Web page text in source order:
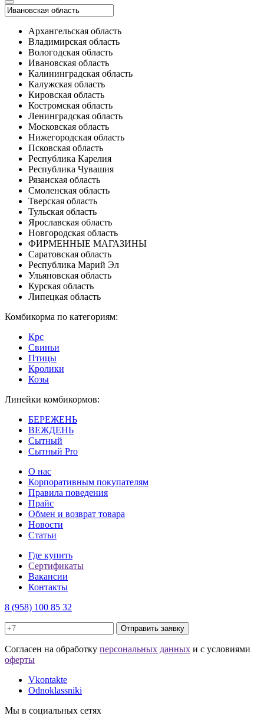
Архангельская область
Владимирская область
Вологодская область
Ивановская область
Калининградская область
Калужская область
Кировская область
Костромская область
Ленинградская область
Московская область
Нижегородская область
Псковская область
Республика Карелия
Республика Чувашия
Рязанская область
Смоленская область
Тверская область
Тульская область
Ярославская область
Новгородская область
ФИРМЕННЫЕ МАГАЗИНЫ
Саратовская область
Республика Марий Эл
Ульяновская область
Курская область
Липецкая область
Комбикорма по категориям:
Крс
Свиньи
Птицы
Кролики
Козы
Линейки комбикормов:
БЕРЕЖЕНЬ
ВЕЖДЕНЬ
Сытный
Сытный Pro
О нас
Корпоративным покупателям
Правила поведения
Прайс
Обмен и возврат товара
Новости
Статьи
Где купить
Сертификаты
Вакансии
Контакты
8 (958) 100 85 32
Отправить заявку
Cогласен на обработку персональных данных и с условиями
оферты
Vkontakte
Odnoklassniki
Мы в социальных сетях